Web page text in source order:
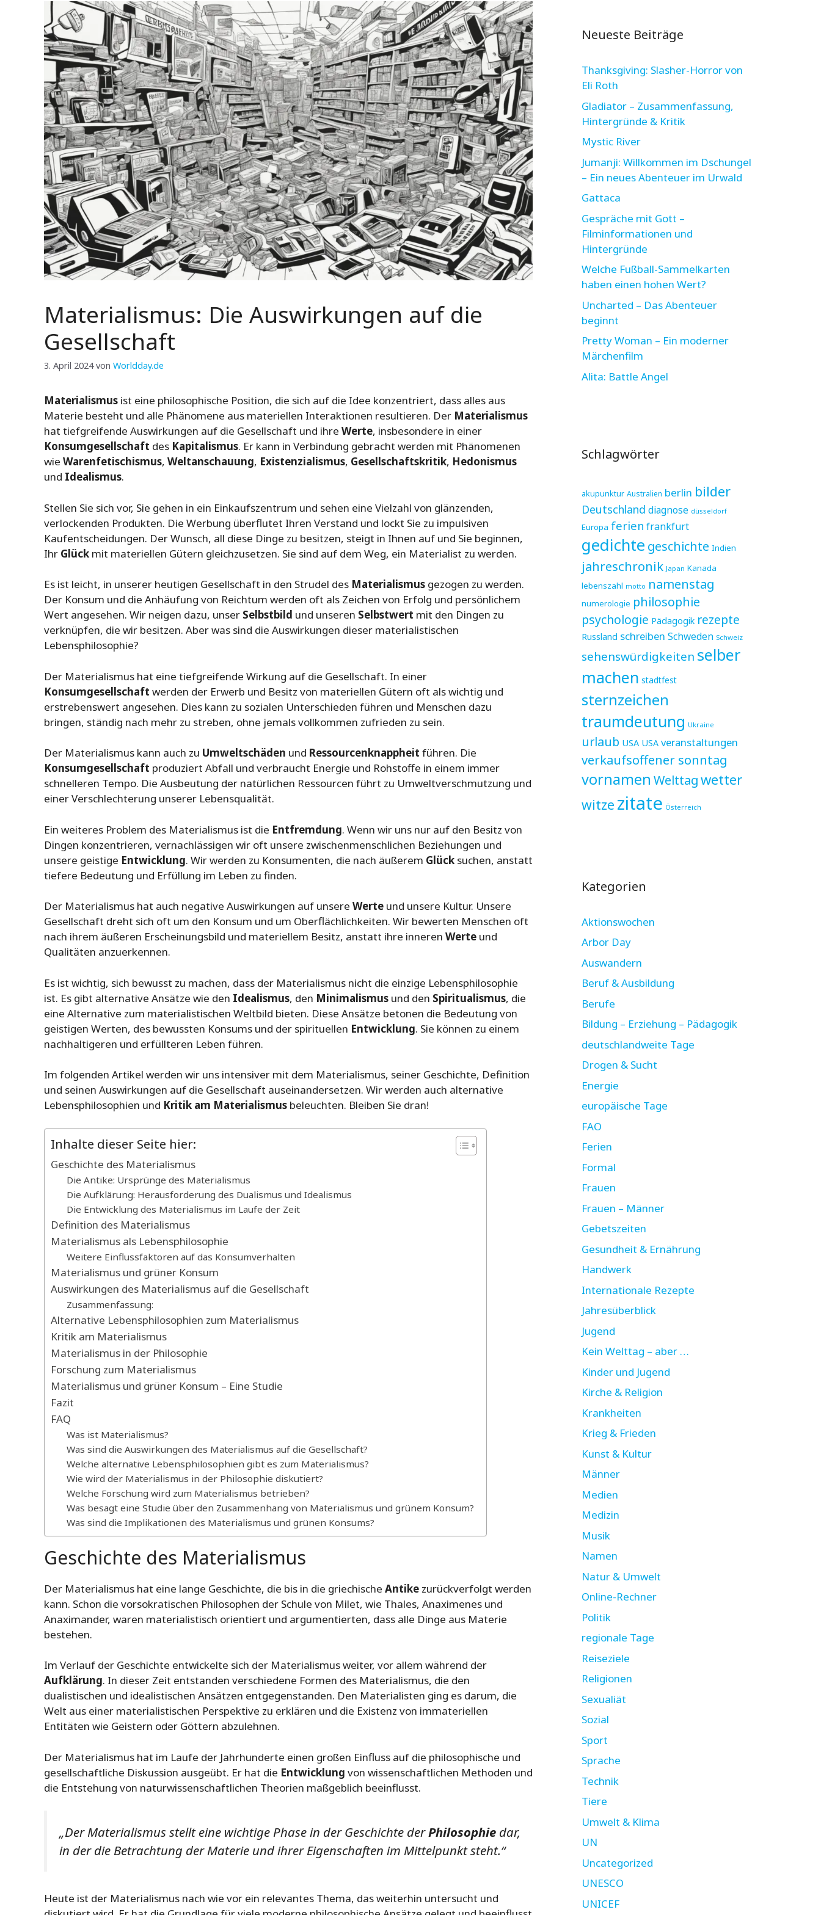
Materialismus: Die Auswirkungen auf die
Gesellschaft
3. April 2024 von Worldday.de
Materialismus ist eine philosophische Position, die sich auf die Idee konzentriert, dass alles aus
Materie besteht und alle Phänomene aus materiellen Interaktionen resultieren. Der Materialismus
hat tiefgreifende Auswirkungen auf die Gesellschaft und ihre Werte, insbesondere in einer
Konsumgesellschaft des Kapitalismus. Er kann in Verbindung gebracht werden mit Phänomenen
wie Warenfetischismus, Weltanschauung, Existenzialismus, Gesellschaftskritik, Hedonismus
und Idealismus.
Stellen Sie sich vor, Sie gehen in ein Einkaufszentrum und sehen eine Vielzahl von glänzenden,
verlockenden Produkten. Die Werbung überflutet Ihren Verstand und lockt Sie zu impulsiven
Kaufentscheidungen. Der Wunsch, all diese Dinge zu besitzen, steigt in Ihnen auf und Sie beginnen,
Ihr Glück mit materiellen Gütern gleichzusetzen. Sie sind auf dem Weg, ein Materialist zu werden.
Es ist leicht, in unserer heutigen Gesellschaft in den Strudel des Materialismus gezogen zu werden.
Der Konsum und die Anhäufung von Reichtum werden oft als Zeichen von Erfolg und persönlichem
Wert angesehen. Wir neigen dazu, unser Selbstbild und unseren Selbstwert mit den Dingen zu
verknüpfen, die wir besitzen. Aber was sind die Auswirkungen dieser materialistischen
Lebensphilosophie?
Der Materialismus hat eine tiefgreifende Wirkung auf die Gesellschaft. In einer
Konsumgesellschaft werden der Erwerb und Besitz von materiellen Gütern oft als wichtig und
erstrebenswert angesehen. Dies kann zu sozialen Unterschieden führen und Menschen dazu
bringen, ständig nach mehr zu streben, ohne jemals vollkommen zufrieden zu sein.
Der Materialismus kann auch zu Umweltschäden und Ressourcenknappheit führen. Die
Konsumgesellschaft produziert Abfall und verbraucht Energie und Rohstoffe in einem immer
schnelleren Tempo. Die Ausbeutung der natürlichen Ressourcen führt zu Umweltverschmutzung und
einer Verschlechterung unserer Lebensqualität.
Ein weiteres Problem des Materialismus ist die Entfremdung. Wenn wir uns nur auf den Besitz von
Dingen konzentrieren, vernachlässigen wir oft unsere zwischenmenschlichen Beziehungen und
unsere geistige Entwicklung. Wir werden zu Konsumenten, die nach äußerem Glück suchen, anstatt
tiefere Bedeutung und Erfüllung im Leben zu finden.
Der Materialismus hat auch negative Auswirkungen auf unsere Werte und unsere Kultur. Unsere
Gesellschaft dreht sich oft um den Konsum und um Oberflächlichkeiten. Wir bewerten Menschen oft
nach ihrem äußeren Erscheinungsbild und materiellem Besitz, anstatt ihre inneren Werte und
Qualitäten anzuerkennen.
Es ist wichtig, sich bewusst zu machen, dass der Materialismus nicht die einzige Lebensphilosophie
ist. Es gibt alternative Ansätze wie den Idealismus, den Minimalismus und den Spiritualismus, die
eine Alternative zum materialistischen Weltbild bieten. Diese Ansätze betonen die Bedeutung von
geistigen Werten, des bewussten Konsums und der spirituellen Entwicklung. Sie können zu einem
nachhaltigeren und erfüllteren Leben führen.
Im folgenden Artikel werden wir uns intensiver mit dem Materialismus, seiner Geschichte, Definition
und seinen Auswirkungen auf die Gesellschaft auseinandersetzen. Wir werden auch alternative
Lebensphilosophien und Kritik am Materialismus beleuchten. Bleiben Sie dran!
Inhalte dieser Seite hier:
Geschichte des Materialismus
Die Antike: Ursprünge des Materialismus
Die Aufklärung: Herausforderung des Dualismus und Idealismus
Die Entwicklung des Materialismus im Laufe der Zeit
Definition des Materialismus
Materialismus als Lebensphilosophie
Weitere Einflussfaktoren auf das Konsumverhalten
Materialismus und grüner Konsum
Auswirkungen des Materialismus auf die Gesellschaft
Zusammenfassung:
Alternative Lebensphilosophien zum Materialismus
Kritik am Materialismus
Materialismus in der Philosophie
Forschung zum Materialismus
Materialismus und grüner Konsum – Eine Studie
Fazit
FAQ
Was ist Materialismus?
Was sind die Auswirkungen des Materialismus auf die Gesellschaft?
Welche alternative Lebensphilosophien gibt es zum Materialismus?
Wie wird der Materialismus in der Philosophie diskutiert?
Welche Forschung wird zum Materialismus betrieben?
Was besagt eine Studie über den Zusammenhang von Materialismus und grünem Konsum?
Was sind die Implikationen des Materialismus und grünen Konsums?
Geschichte des Materialismus
Der Materialismus hat eine lange Geschichte, die bis in die griechische Antike zurückverfolgt werden
kann. Schon die vorsokratischen Philosophen der Schule von Milet, wie Thales, Anaximenes und
Anaximander, waren materialistisch orientiert und argumentierten, dass alle Dinge aus Materie
bestehen.
Im Verlauf der Geschichte entwickelte sich der Materialismus weiter, vor allem während der
Aufklärung. In dieser Zeit entstanden verschiedene Formen des Materialismus, die den
dualistischen und idealistischen Ansätzen entgegenstanden. Den Materialisten ging es darum, die
Welt aus einer materialistischen Perspektive zu erklären und die Existenz von immateriellen
Entitäten wie Geistern oder Göttern abzulehnen.
Der Materialismus hat im Laufe der Jahrhunderte einen großen Einfluss auf die philosophische und
gesellschaftliche Diskussion ausgeübt. Er hat die Entwicklung von wissenschaftlichen Methoden und
die Entstehung von naturwissenschaftlichen Theorien maßgeblich beeinflusst.
„Der Materialismus stellt eine wichtige Phase in der Geschichte derPhilosophie dar,
in der die Betrachtung der Materie und ihrer Eigenschaften im Mittelpunkt steht.“
Heute ist der Materialismus nach wie vor ein relevantes Thema, das weiterhin untersucht und
Neueste Beiträge
Thanksgiving: Slasher-Horror von
Eli Roth
Gladiator – Zusammenfassung,
Hintergründe & Kritik
Mystic River
Jumanji: Willkommen im Dschungel
– Ein neues Abenteuer im Urwald
Gattaca
Gespräche mit Gott –
Filminformationen und
Hintergründe
Welche Fußball-Sammelkarten
haben einen hohen Wert?
Uncharted – Das Abenteuer
beginnt
Pretty Woman – Ein moderner
Märchenfilm
Alita: Battle Angel
Schlagwörter
akupunktur Australien berlin bilder
Deutschland diagnose düsseldorf
Europa ferien frankfurt
gedichte geschichte Indien
jahreschronik Japan Kanada
lebenszahl motto namenstag
numerologie philosophie
psychologie Pädagogik rezepte
Russland schreiben Schweden Schweiz
sehenswürdigkeiten selber
machen stadtfest
sternzeichen
traumdeutung Ukraine
urlaub USA USA veranstaltungen
verkaufsoffener sonntag
vornamen Welttagwetter
witze zitate Österreich
Kategorien
Aktionswochen
Arbor Day
Auswandern
Beruf & Ausbildung
Berufe
Bildung – Erziehung – Pädagogik
deutschlandweite Tage
Drogen & Sucht
Energie
europäische Tage
FAO
Ferien
Formal
Frauen
Frauen – Männer
Gebetszeiten
Gesundheit & Ernährung
Handwerk
Internationale Rezepte
Jahresüberblick
Jugend
Kein Welttag – aber …
Kinder und Jugend
Kirche & Religion
Krankheiten
Krieg & Frieden
Kunst & Kultur
Männer
Medien
Medizin
Musik
Namen
Natur & Umwelt
Online-Rechner
Politik
regionale Tage
Reiseziele
Religionen
Sexualiät
Sozial
Sport
Sprache
Technik
Tiere
Umwelt & Klima
UN
Uncategorized
UNESCO
UNICEF